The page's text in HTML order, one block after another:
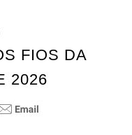
FIOS DA
2026